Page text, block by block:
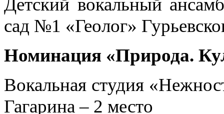
Детский вокальный
сад №1 «Геолог»
Номинация «Природа.
Вокальная студия
Гагарина – 2 место